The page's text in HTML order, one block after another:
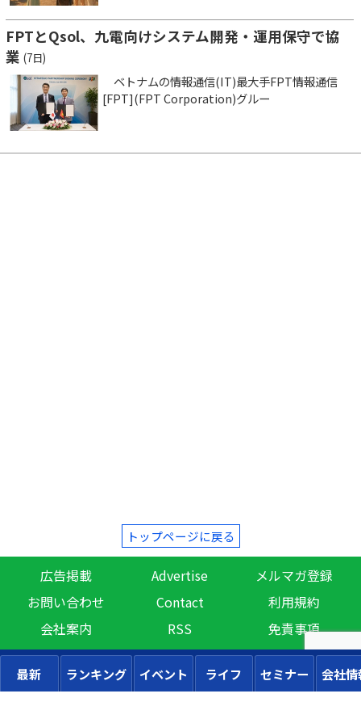
FPTとQsol、九電向けシステム開発・運用保守で協
業 (7日)
ベトナムの情報通信(IT)最大手FPT情報通信
[FPT](FPT Corporation)グルー
トップページに戻る
広告掲載 Advertise
メルマガ登録
お問い合わせ
Contact
利用規約
会社案内
RSS 免責事項
最新 ランキング イベント ライフ セミナー 会社